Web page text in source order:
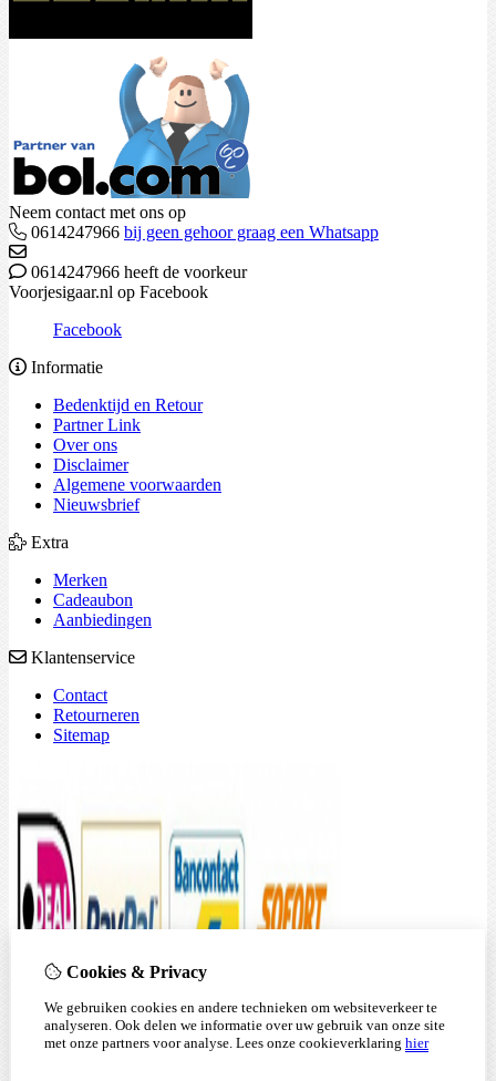
Neem contact met ons op
0614247966 bij geen gehoor graag een Whatsapp
0614247966 heeft de voorkeur
Voorjesigaar.nl op Facebook
Facebook
Informatie
Bedenktijd en Retour
Partner Link
Over ons
Disclaimer
Algemene voorwaarden
Nieuwsbrief
Extra
Merken
Cadeaubon
Aanbiedingen
Klantenservice
Contact
Retourneren
Sitemap
Cookies & Privacy
We gebruiken cookies en andere technieken om websiteverkeer te
analyseren. Ook delen we informatie over uw gebruik van onze site
met onze partners voor analyse. Lees onze cookieverklaring hier